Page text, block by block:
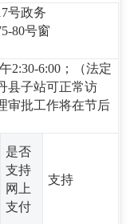
号政务
80号窗
2:30-6:00；（法定
县子站可正常访
审批工作将在节后
是否
支持
网上
支付
支持